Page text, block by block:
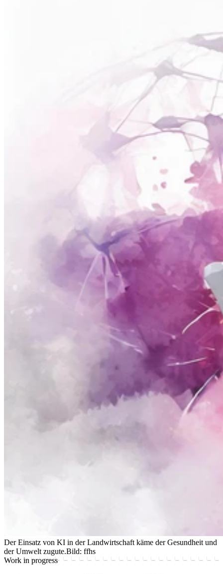
Der Einsatz von KI in der Landwirtschaft käme der Gesundheit und
der Umwelt zugute.Bild: ffhs
Work in progress